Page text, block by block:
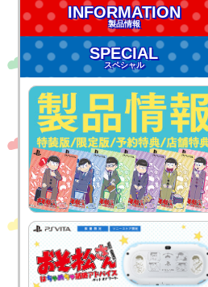
INFORMATION
製品情報
SPECIAL
スペシャル